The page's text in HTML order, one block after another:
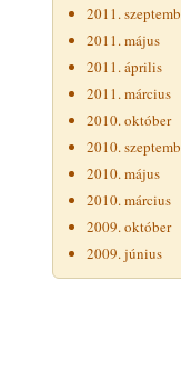
2011.
2011. május
2011. április
2011. március
2010. október
2010.
2010. május
2010. március
2009. október
2009. június